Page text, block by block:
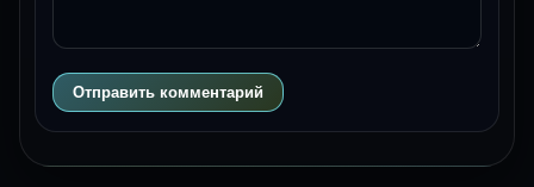
Отправить комментарий